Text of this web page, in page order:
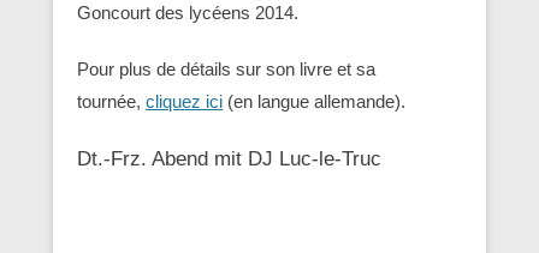
Goncourt des lycéens 2014.
Pour plus de détails sur son livre et sa
tournée, cliquez ici (en langue allemande).
Dt.-Frz. Abend mit DJ Luc-le-Truc